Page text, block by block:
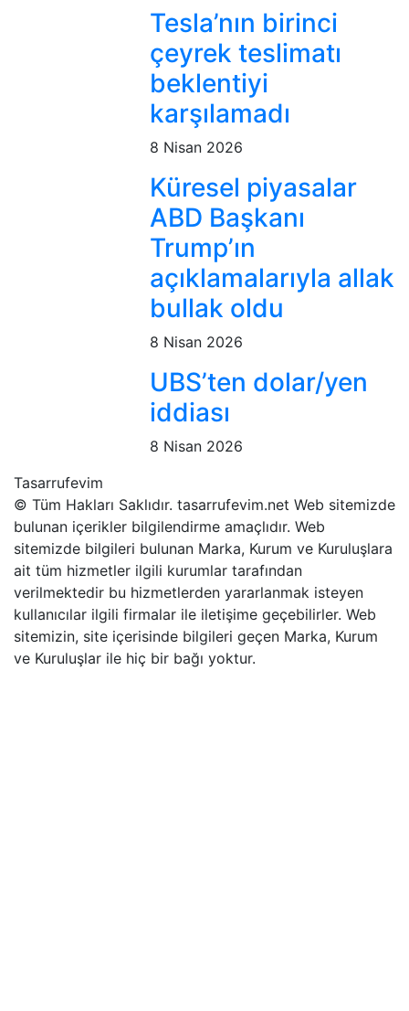
Tesla’nın birinci
çeyrek teslimatı
beklentiyi
karşılamadı
8 Nisan 2026
Küresel piyasalar
ABD Başkanı
Trump’ın
açıklamalarıyla allak
bullak oldu
8 Nisan 2026
UBS’ten dolar/yen
iddiası
8 Nisan 2026
Tasarrufevim
© Tüm Hakları Saklıdır. tasarrufevim.net Web sitemizde
bulunan içerikler bilgilendirme amaçlıdır. Web
sitemizde bilgileri bulunan Marka, Kurum ve Kuruluşlara
ait tüm hizmetler ilgili kurumlar tarafından
verilmektedir bu hizmetlerden yararlanmak isteyen
kullanıcılar ilgili firmalar ile iletişime geçebilirler. Web
sitemizin, site içerisinde bilgileri geçen Marka, Kurum
ve Kuruluşlar ile hiç bir bağı yoktur.